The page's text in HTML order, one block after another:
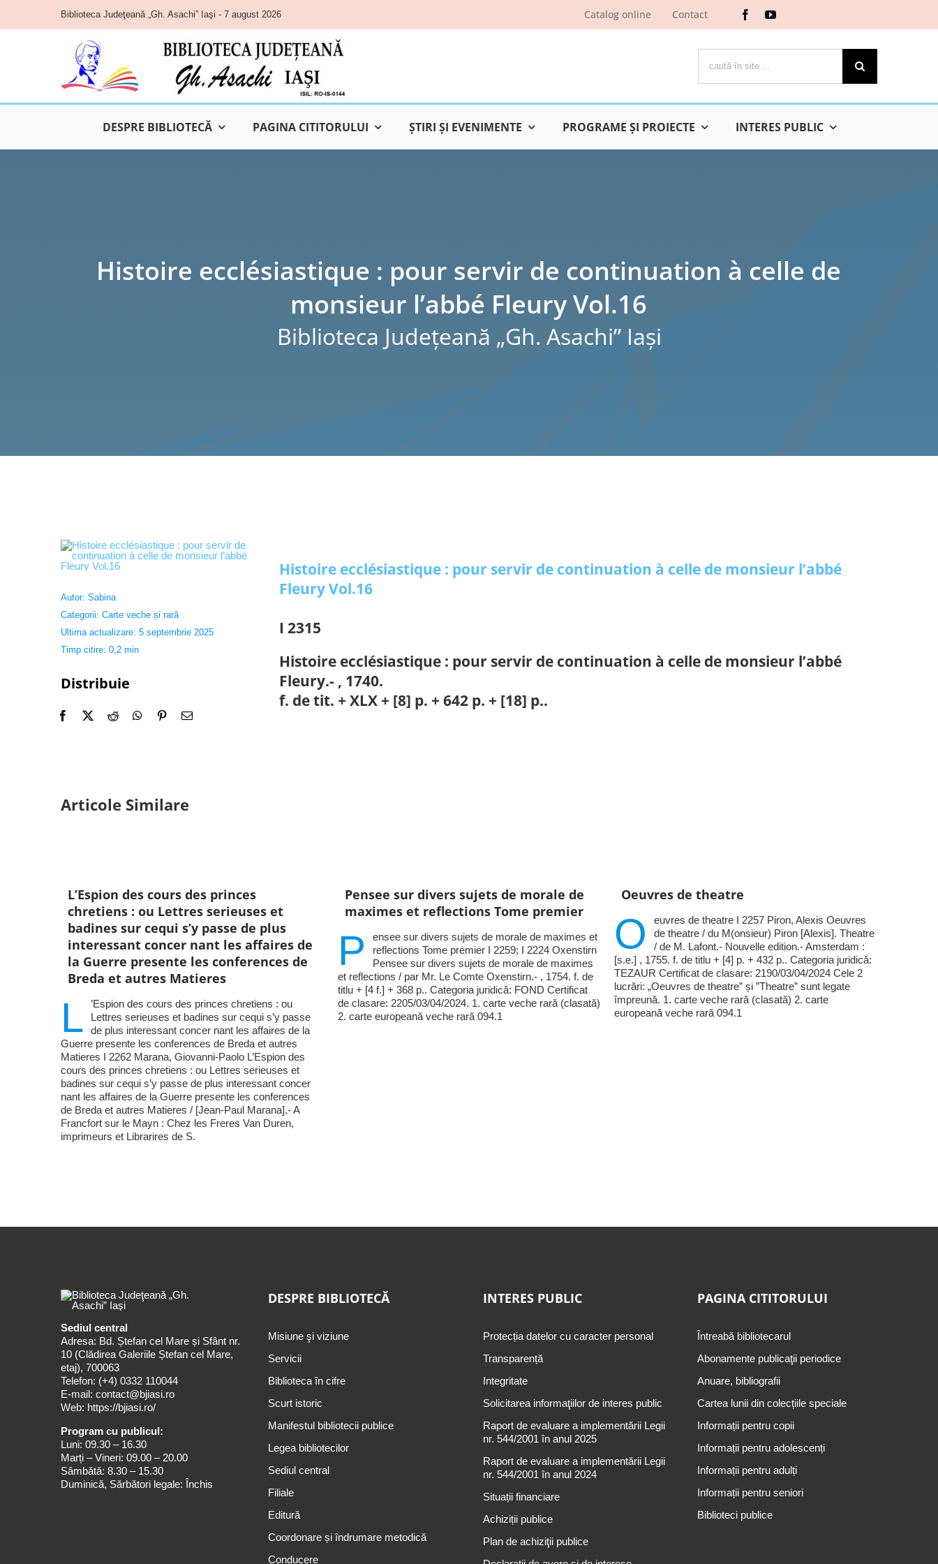
content
Biblioteca Judeţeană „Gh. Asachi” Iaşi - 7 august 2026 Catalog online Contact
DESPRE BIBLIOTECĂ PAGINA CITITORULUI ŞTIRI ŞI EVENIMENTE PROGRAME ŞI PROIECTE INTERES PUBLIC
Histoire ecclésiastique : pour servir de continuation à celle de
monsieur l’abbé Fleury Vol.16
Biblioteca Judeţeană „Gh. Asachi” Iaşi
Autor: Sabina
Categorii: Carte veche și rară
Ultima actualizare: 5 septembrie 2025
Timp citire: 0,2 min
Distribuie
Histoire ecclésiastique : pour servir de continuation à celle de monsieur l’abbé
Fleury Vol.16
I 2315
Histoire ecclésiastique : pour servir de continuation à celle de monsieur l’abbé
Fleury.- , 1740.
f. de tit. + XLX + [8] p. + 642 p. + [18] p..
Articole Similare
L’Espion des cours des princes
chretiens : ou Lettres serieuses et
badines sur cequi s’y passe de plus
interessant concer nant les affaires de
la Guerre presente les conferences de
Breda et autres Matieres
L
’Espion des cours des princes chretiens : ou
Lettres serieuses et badines sur cequi s’y passe
de plus interessant concer nant les affaires de la
Guerre presente les conferences de Breda et autres
Matieres I 2262 Marana, Giovanni-Paolo L’Espion des
cours des princes chretiens : ou Lettres serieuses et
badines sur cequi s’y passe de plus interessant concer
nant les affaires de la Guerre presente les conferences
de Breda et autres Matieres / [Jean-Paul Marana].- A
Francfort sur le Mayn : Chez les Freres Van Duren,
imprimeurs et Librarires de S.
Pensee sur divers sujets de morale de
maximes et reflections Tome premier
P
ensee sur divers sujets de morale de maximes et
reflections Tome premier I 2259; I 2224 Oxenstirn
Pensee sur divers sujets de morale de maximes
et reflections / par Mr. Le Comte Oxenstirn.- , 1754. f. de
titlu + [4 f.] + 368 p.. Categoria juridică: FOND Certificat
de clasare: 2205/03/04/2024. 1. carte veche rară (clasată)
2. carte europeană veche rară 094.1
Oeuvres de theatre
O
euvres de theatre I 2257 Piron, Alexis Oeuvres
de theatre / du M(onsieur) Piron [Alexis]. Theatre
/ de M. Lafont.- Nouvelle edition.- Amsterdam :
[s.e.] , 1755. f. de titlu + [4] p. + 432 p.. Categoria juridică:
TEZAUR Certificat de clasare: 2190/03/04/2024 Cele 2
lucrări: „Oeuvres de theatre” și ”Theatre” sunt legate
împreună. 1. carte veche rară (clasată) 2. carte
europeană veche rară 094.1
Sediul central
Adresa: Bd. Ștefan cel Mare și Sfânt nr.
10 (Clădirea Galeriile Ștefan cel Mare,
etaj), 700063
Telefon: (+4) 0332 110044
E-mail: contact@bjiasi.ro
Web: https://bjiasi.ro/
Program cu publicul:
Luni: 09.30 – 16.30
Marți – Vineri: 09.00 – 20.00
Sâmbătă: 8.30 – 15.30
Duminică, Sărbători legale: Închis
DESPRE BIBLIOTECĂ
Misiune şi viziune
Servicii
Biblioteca în cifre
Scurt istoric
Manifestul bibliotecii publice
Legea bibliotecilor
Sediul central
Filiale
Editură
Coordonare și îndrumare metodică
Conducere
INTERES PUBLIC
Protecția datelor cu caracter personal
Transparență
Integritate
Solicitarea informaţiilor de interes public
Raport de evaluare a implementării Legii
nr. 544/2001 în anul 2025
Raport de evaluare a implementării Legii
nr. 544/2001 în anul 2024
Situații financiare
Achiziții publice
Plan de achiziţii publice
PAGINA CITITORULUI
Întreabă bibliotecarul
Abonamente publicaţii periodice
Anuare, bibliografii
Cartea lunii din colecțiile speciale
Informații pentru copii
Informații pentru adolescenți
Informații pentru adulți
Informații pentru seniori
Biblioteci publice